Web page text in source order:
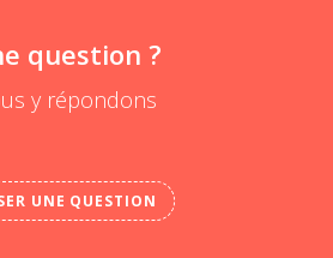
question ?
y répondons
UNE QUESTION